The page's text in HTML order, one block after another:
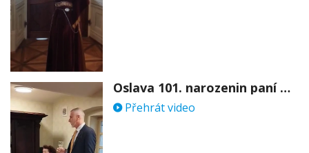
Oslava 101. narozenin paní Věry Skořepové
Přehrát video